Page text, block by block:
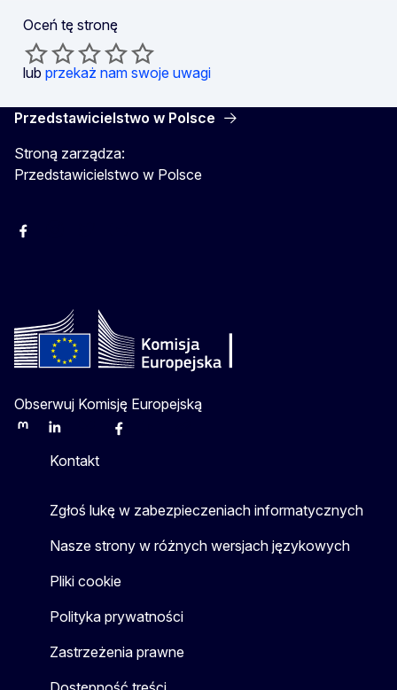
Oceń tę stronę
lub przekaż nam swoje uwagi
Przedstawicielstwo w Polsce
Stroną zarządza:
Przedstawicielstwo w Polsce
Facebook
Obserwuj Komisję Europejską
MastodonLinkedInBlueskyFacebook
Kontakt
Zgłoś lukę w zabezpieczeniach informatycznych
Nasze strony w różnych wersjach językowych
Pliki cookie
Polityka prywatności
Zastrzeżenia prawne